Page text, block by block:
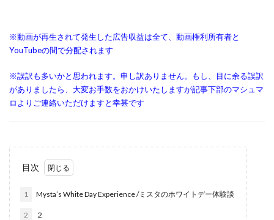
※動画が再生されて発生した広告収益は全て、動画権利所有者と
YouTubeの間で分配されます
※誤訳も多いかと思われます。申し訳ありません。もし、目に余る誤訳
がありましたら、大変お手数をおかけいたしますが記事下部のマシュマ
ロよりご連絡いただけますと幸甚です
目次
1 Mysta’s White Day Experience /ミスタのホワイトデー体験談
2 ２